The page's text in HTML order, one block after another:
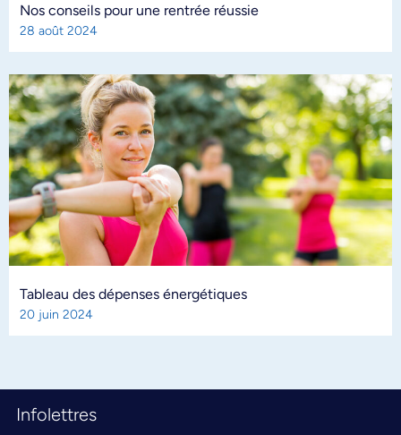
Nos conseils pour une rentrée réussie
28 août 2024
Tableau des dépenses énergétiques
20 juin 2024
Infolettres